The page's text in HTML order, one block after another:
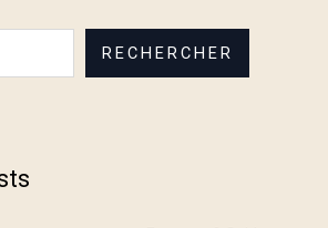
RECHERCHER